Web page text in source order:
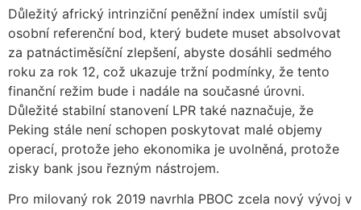
Důležitý africký intrinziční peněžní index umístil svůj
osobní referenční bod, který budete muset absolvovat
za patnáctiměsíční zlepšení, abyste dosáhli sedmého
roku za rok 12, což ukazuje tržní podmínky, že tento
finanční režim bude i nadále na současné úrovni.
Důležité stabilní stanovení LPR také naznačuje, že
Peking stále není schopen poskytovat malé objemy
operací, protože jeho ekonomika je uvolněná, protože
zisky bank jsou řezným nástrojem.
Pro milovaný rok 2019 navrhla PBOC zcela nový vývoj v